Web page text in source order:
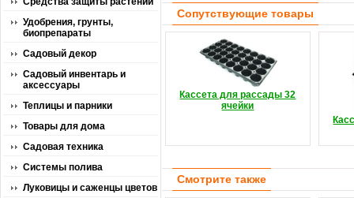
Удобрения, грунты,
биопрепараты
Садовый декор
Садовый инвентарь и
аксессуары
Теплицы и парники
Товары для дома
Садовая техника
Системы полива
Луковицы и саженцы цветов
Сопутствующие товары
Кассета для рассады 32
ячейки
Смотрите также